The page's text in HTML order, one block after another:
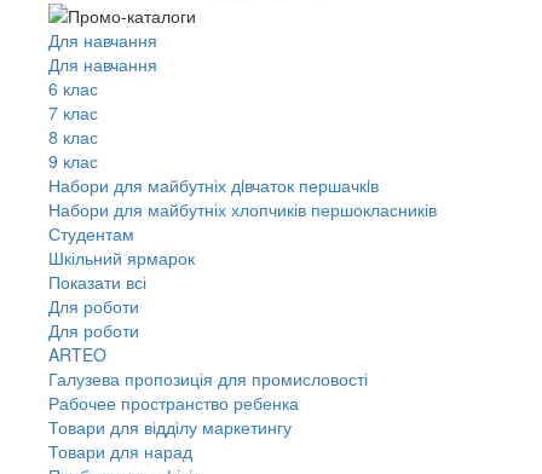
Для навчання
Для навчання
6 клас
7 клас
8 клас
9 клас
Набори для майбутніх дiвчаток першачкiв
Набори для майбутніх хлопчиків першокласників
Студентам
Шкільний ярмарок
Показати всі
Для роботи
Для роботи
ARTEO
Галузева пропозиція для промисловості
Рабочее пространство ребенка
Товари для відділу маркетингу
Товари для нарад